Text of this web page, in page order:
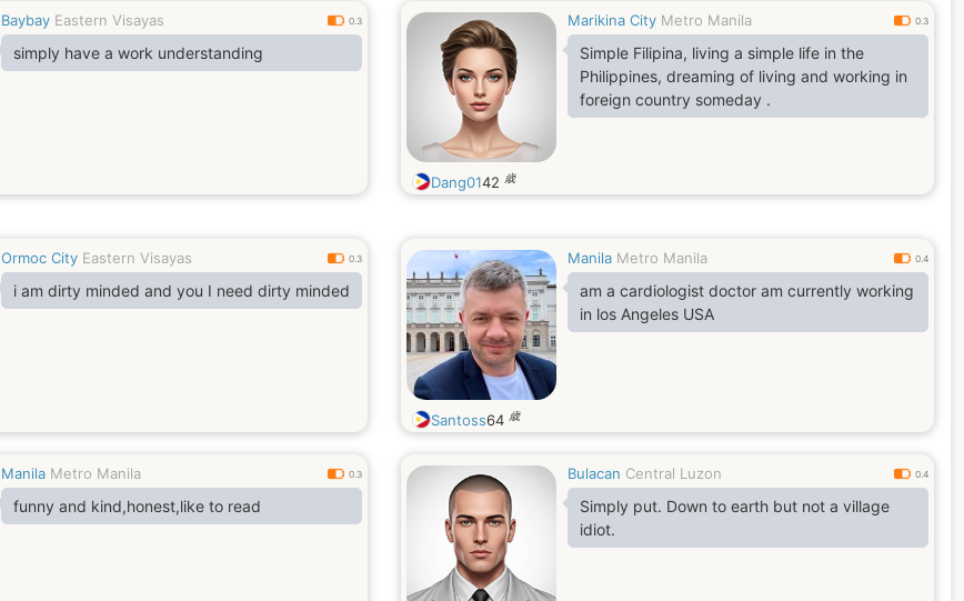
Baybay Eastern Visayas 0.3
simply have a work understanding
Marikina City Metro Manila 0.3
Simple Filipina, living a simple life in the
Philippines, dreaming of living and working in
foreign country someday .
Dang0142 歳
Ormoc City Eastern Visayas 0.3
i am dirty minded and you I need dirty minded
Manila Metro Manila 0.4
am a cardiologist doctor am currently working
in los Angeles USA
Santoss64 歳
Manila Metro Manila 0.3
funny and kind,honest,like to read
Bulacan Central Luzon 0.4
Simply put. Down to earth but not a village
idiot.